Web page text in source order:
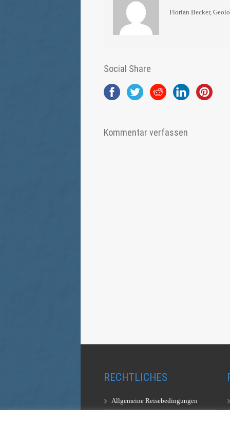
Florian Becker,
Social Share
Kommentar verfassen
RECHTLICHES
Allgemeine Reisebedingungen